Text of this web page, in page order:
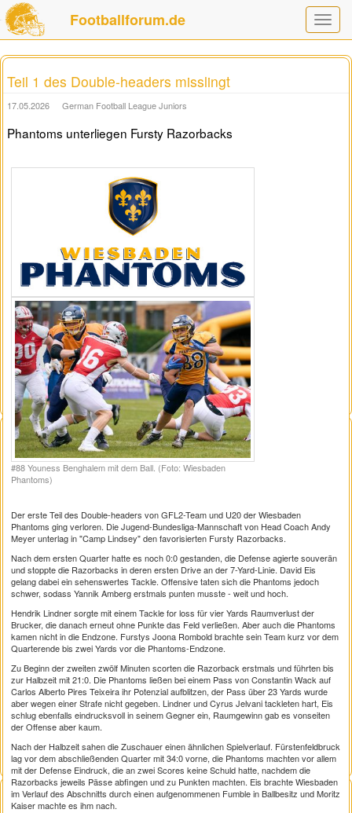
Toggle
Footballforum.de
Teil 1 des Double-headers misslingt
17.05.2026 German Football League Juniors
Phantoms unterliegen Fursty Razorbacks
#88 Youness Benghalem mit dem Ball. (Foto: Wiesbaden
Phantoms)
Der erste Teil des Double-headers von GFL2-Team und U20 der Wiesbaden
Phantoms ging verloren. Die Jugend-Bundesliga-Mannschaft von Head Coach Andy
Meyer unterlag in "Camp Lindsey" den favorisierten Fursty Razorbacks.
Nach dem ersten Quarter hatte es noch 0:0 gestanden, die Defense agierte souverän
und stoppte die Razorbacks in deren ersten Drive an der 7-Yard-Linie. David Eis
gelang dabei ein sehenswertes Tackle. Offensive taten sich die Phantoms jedoch
schwer, sodass Yannik Amberg erstmals punten musste - weit und hoch.
Hendrik Lindner sorgte mit einem Tackle for loss für vier Yards Raumverlust der
Brucker, die danach erneut ohne Punkte das Feld verließen. Aber auch die Phantoms
kamen nicht in die Endzone. Furstys Joona Rombold brachte sein Team kurz vor dem
Quarterende bis zwei Yards vor die Phantoms-Endzone.
Zu Beginn der zweiten zwölf Minuten scorten die Razorback erstmals und führten bis
zur Halbzeit mit 21:0. Die Phantoms ließen bei einem Pass von Constantin Wack auf
Carlos Alberto Pires Teixeira ihr Potenzial aufblitzen, der Pass über 23 Yards wurde
aber wegen einer Strafe nicht gegeben. Lindner und Cyrus Jelvani tackleten hart, Eis
schlug ebenfalls eindrucksvoll in seinem Gegner ein, Raumgewinn gab es vonseiten
der Offense aber kaum.
Nach der Halbzeit sahen die Zuschauer einen ähnlichen Spielverlauf. Fürstenfeldbruck
lag vor dem abschließenden Quarter mit 34:0 vorne, die Phantoms machten vor allem
mit der Defense Eindruck, die an zwei Scores keine Schuld hatte, nachdem die
Razorbacks jeweils Pässe abfingen und zu Punkten machten. Eis brachte Wiesbaden
im Verlauf des Abschnitts durch einen aufgenommenen Fumble in Ballbesitz und Moritz
Kaiser machte es ihm nach.